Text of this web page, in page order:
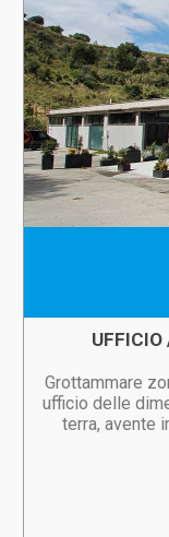
UFFICIO
Grottammare
ufficio delle
terra, avente